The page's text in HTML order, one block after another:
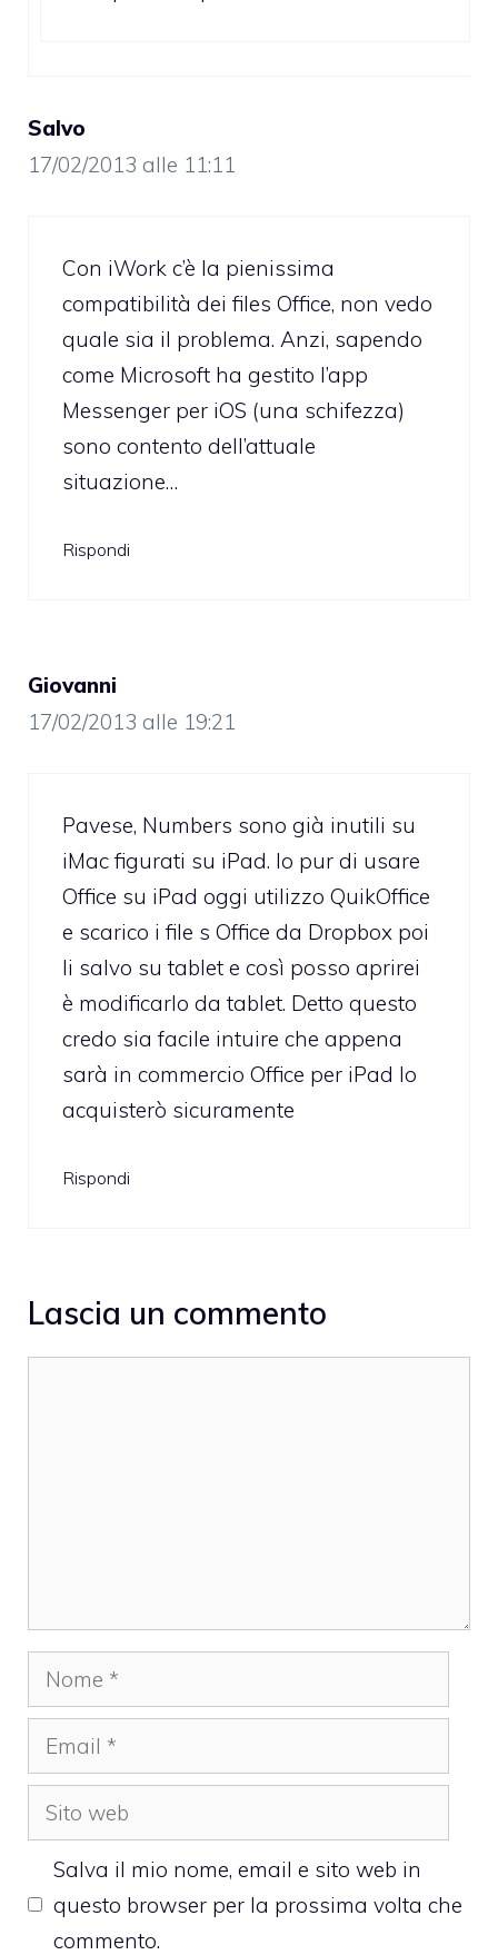
Salvo
17/02/2013 alle 11:11
Con iWork c’è la pienissima
compatibilità dei files Office, non vedo
quale sia il problema. Anzi, sapendo
come Microsoft ha gestito l’app
Messenger per iOS (una schifezza)
sono contento dell’attuale
situazione…
Rispondi
Giovanni
17/02/2013 alle 19:21
Pavese, Numbers sono già inutili su
iMac figurati su iPad. Io pur di usare
Office su iPad oggi utilizzo QuikOffice
e scarico i file s Office da Dropbox poi
li salvo su tablet e così posso aprirei
è modificarlo da tablet. Detto questo
credo sia facile intuire che appena
sarà in commercio Office per iPad lo
acquisterò sicuramente
Rispondi
Lascia un commento
Nome
Email
Sito
web
Salva il mio nome, email e sito web in
questo browser per la prossima volta che
commento.